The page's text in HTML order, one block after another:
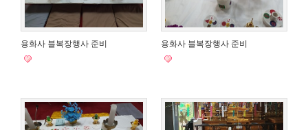
용화사 블복장행사 준비 용화사 블복장행사 준비